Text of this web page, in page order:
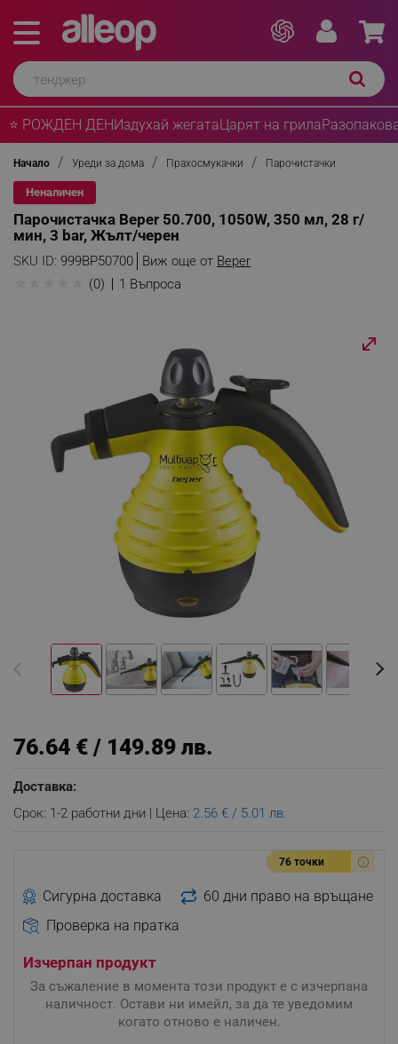
⭐ РОЖДЕН ДЕНИздухай жегатаЦарят на грила
Начало Уреди за дома Прахосмукачки Парочистачки
Неналичен
Парочистачка Beper 50.700, 1050W, 350 мл, 28 г/
мин, 3 bar, Жълт/черен
SKU ID: 999BP50700 Виж още от Beper
(0) 1 Въпроса
76.64 € / 149.89 лв.
Доставка:
Срок: 1-2 работни дни | Цена: 2.56 € / 5.01 лв.
76 точки
Сигурна доставка
60 дни право на връщане
Проверка на пратка
Изчерпан продукт
За съжаление в момента този продукт е с изчерпана
наличност. Остави ни имейл, за да те уведомим
когато отново е наличен.